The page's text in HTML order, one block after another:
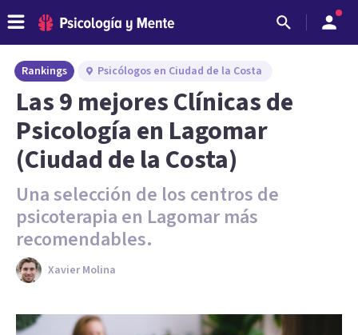
Rankings Psicólogos en Ciudad de la Costa
Las 9 mejores Clínicas de
Psicología en Lagomar
(Ciudad de la Costa)
Una selección de los centros de
psicoterapia en Lagomar más
recomendables.
Xavier Molina